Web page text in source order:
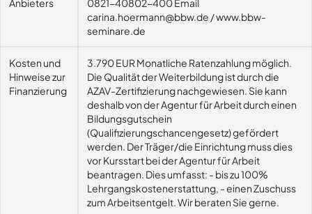
Anbieters
0821-40802-400 Email
carina.hoermann@bbw.de / www.bbw-
seminare.de
Kosten und
Hinweise zur
Finanzierung
3.790 EUR Monatliche Ratenzahlung möglich.
Die Qualität der Weiterbildung ist durch die
AZAV-Zertifizierung nachgewiesen. Sie kann
deshalb von der Agentur für Arbeit durch einen
Bildungsgutschein
(Qualifizierungschancengesetz) gefördert
werden. Der Träger/die Einrichtung muss dies
vor Kursstart bei der Agentur für Arbeit
beantragen. Dies umfasst: - bis zu 100%
Lehrgangskostenerstattung, - einen Zuschuss
zum Arbeitsentgelt. Wir beraten Sie gerne.